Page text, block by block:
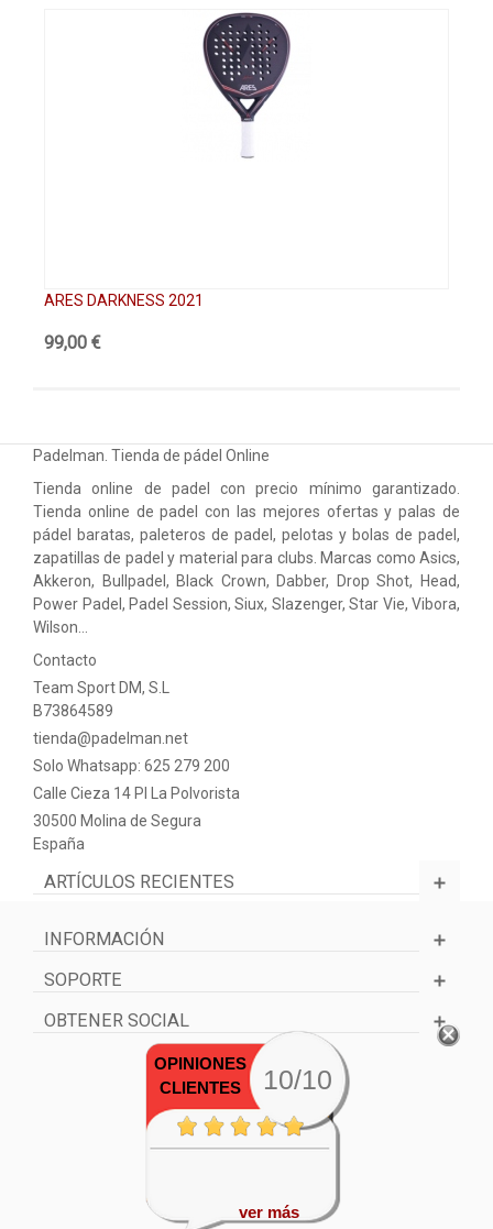
ARES DARKNESS 2021
99,00 €
Padelman. Tienda de pádel Online
Tienda online de padel con precio mínimo garantizado.
Tienda online de padel con las mejores ofertas y palas de
pádel baratas, paleteros de padel, pelotas y bolas de padel,
zapatillas de padel y material para clubs. Marcas como Asics,
Akkeron, Bullpadel, Black Crown, Dabber, Drop Shot, Head,
Power Padel, Padel Session, Siux, Slazenger, Star Vie, Vibora,
Wilson…
Contacto
Team Sport DM, S.L
B73864589
tienda@padelman.net
Solo Whatsapp: 625 279 200
Calle Cieza 14 PI La Polvorista
30500 Molina de Segura
España
ARTÍCULOS RECIENTES
INFORMACIÓN
SOPORTE
OBTENER SOCIAL
OPINIONES
CLIENTES
10/10
ver más